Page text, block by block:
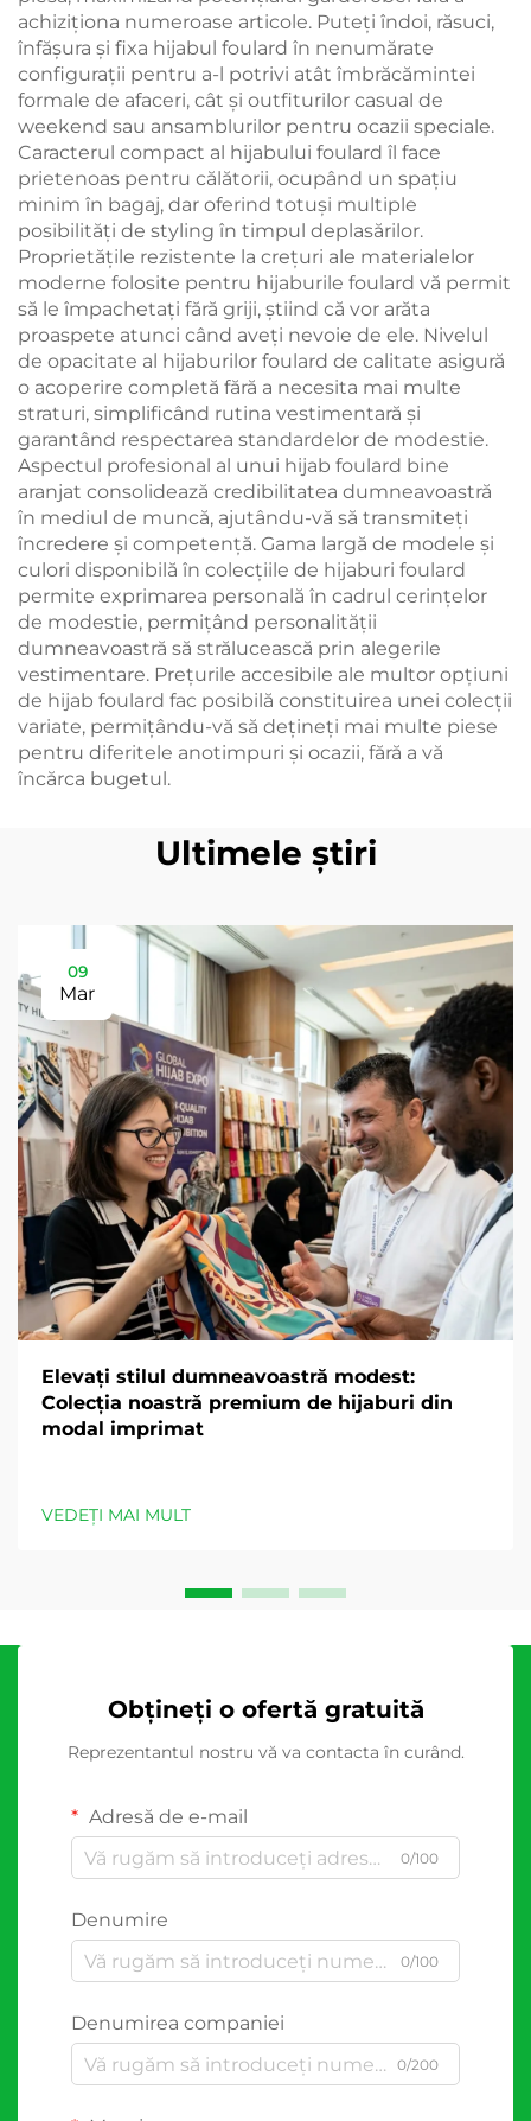
achiziționa numeroase articole. Puteți îndoi, răsuci,
înfășura și fixa hijabul foulard în nenumărate
configurații pentru a-l potrivi atât îmbrăcămintei
formale de afaceri, cât și outfiturilor casual de
weekend sau ansamblurilor pentru ocazii speciale.
Caracterul compact al hijabului foulard îl face
prietenoas pentru călătorii, ocupând un spațiu
minim în bagaj, dar oferind totuși multiple
posibilități de styling în timpul deplasărilor.
Proprietățile rezistente la crețuri ale materialelor
moderne folosite pentru hijaburile foulard vă permit
să le împachetați fără griji, știind că vor arăta
proaspete atunci când aveți nevoie de ele. Nivelul
de opacitate al hijaburilor foulard de calitate asigură
o acoperire completă fără a necesita mai multe
straturi, simplificând rutina vestimentară și
garantând respectarea standardelor de modestie.
Aspectul profesional al unui hijab foulard bine
aranjat consolidează credibilitatea dumneavoastră
în mediul de muncă, ajutându-vă să transmiteți
încredere și competență. Gama largă de modele și
culori disponibilă în colecțiile de hijaburi foulard
permite exprimarea personală în cadrul cerințelor
de modestie, permițând personalității
dumneavoastră să strălucească prin alegerile
vestimentare. Prețurile accesibile ale multor opțiuni
de hijab foulard fac posibilă constituirea unei colecții
variate, permițându-vă să dețineți mai multe piese
pentru diferitele anotimpuri și ocazii, fără a vă
încărca bugetul.
Ultimele știri
09
Mar
Elevați stilul dumneavoastră modest:
Colecția noastră premium de hijaburi din
modal imprimat
VEDEȚI MAI MULT
Obțineți o ofertă gratuită
Reprezentantul nostru vă va contacta în curând.
Adresă de e-mail
0/100
Denumire
0/100
Denumirea companiei
0/200